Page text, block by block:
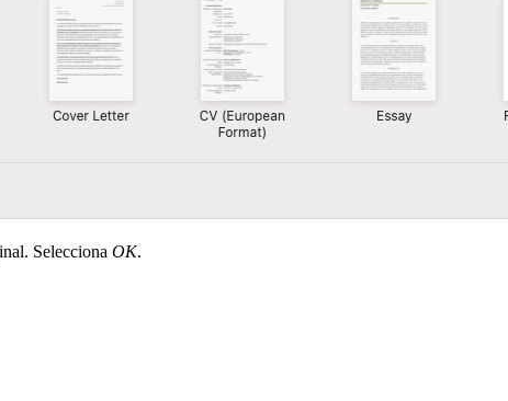
Selecciona OK.